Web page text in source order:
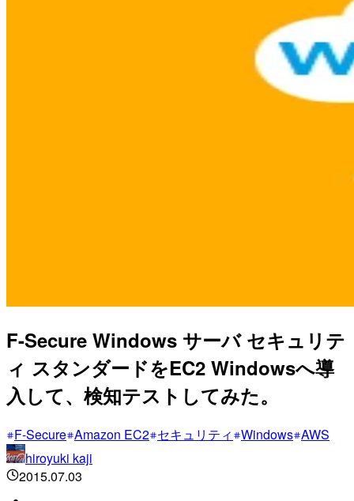
F-Secure Windows サーバ セキュリテ
ィ スタンダードをEC2 Windowsへ導
入して、検知テストしてみた。
F-Secure Amazon EC2 セキュリティ Windows AWS
hiroyuki kaji
2015.07.03